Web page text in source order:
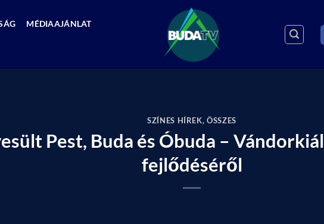
MÉDIAAJÁNLAT
SZÍNES HÍREK,ÖSSZES
Pest, Buda és Óbuda –
fejlődéséről